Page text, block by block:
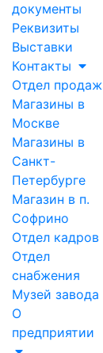
документы
Реквизиты
Выставки
Контакты
Отдел продаж
Магазины в
Москве
Магазины в
Санкт-
Петербурге
Магазин в п.
Софрино
Отдел кадров
Отдел
снабжения
Музей завода
О
предприятии